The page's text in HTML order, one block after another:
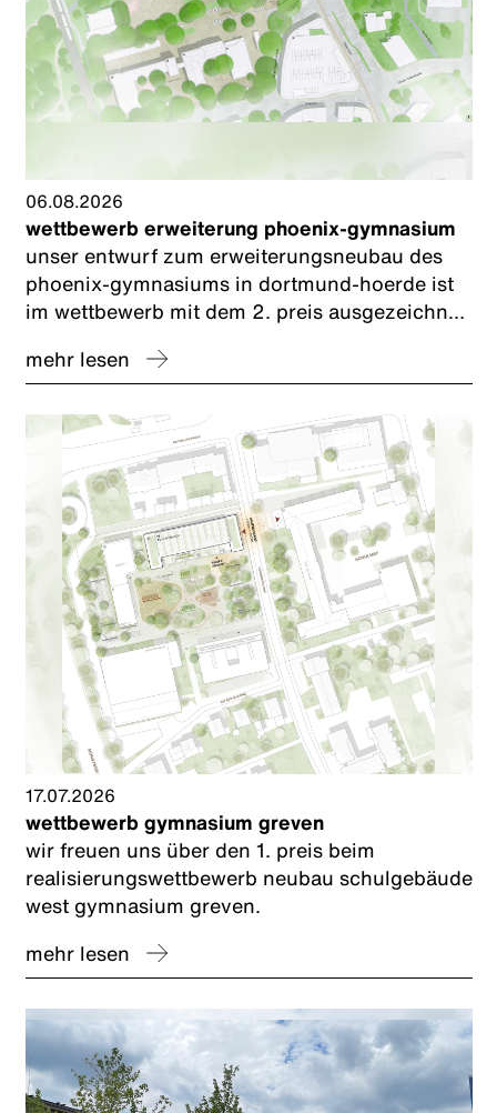
06.08.2026
wettbewerb erweiterung phoenix-gymnasium
unser entwurf zum erweiterungsneubau des
phoenix-gymnasiums in dortmund-hoerde ist
im wettbewerb mit dem 2. preis ausgezeichnet
unserem planungspartner caspar.
mehr lesen
17.07.2026
wettbewerb gymnasium greven
wir freuen uns über den 1. preis beim
realisierungswettbewerb neubau schulgebäude
west gymnasium greven.
mehr lesen